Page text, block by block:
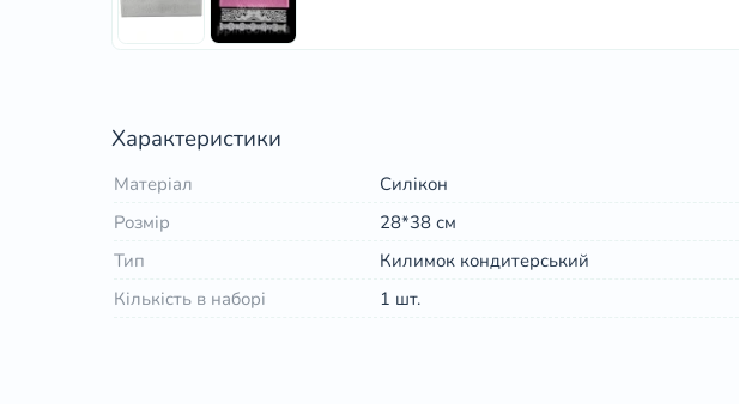
Характеристики
Матеріал
Силікон
Розмір
28*38 см
Тип
Килимок кондитерський
Кількість в наборі
1 шт.